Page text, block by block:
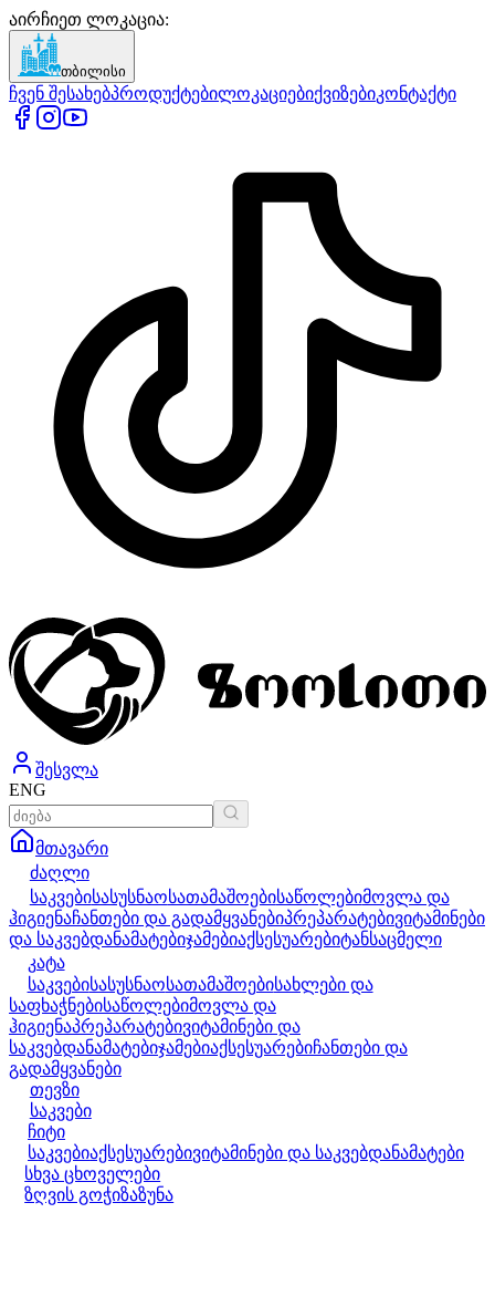
აირჩიეთ ლოკაცია:
თბილისი
ჩვენ შესახებპროდუქტებილოკაციებიქვიზებიკონტაქტი
შესვლა
ENG
მთავარი
ძაღლი
საკვებისასუსნაოსათამაშოებისაწოლებიმოვლა და
ჰიგიენაჩანთები და გადამყვანებიპრეპარატებივიტამინები
და საკვებდანამატებიჯამებიაქსესუარებიტანსაცმელი
კატა
საკვებისასუსნაოსათამაშოებისახლები და
საფხაჭნებისაწოლებიმოვლა და
ჰიგიენაპრეპარატებივიტამინები და
საკვებდანამატებიჯამებიაქსესუარებიჩანთები და
გადამყვანები
თევზი
საკვები
ჩიტი
საკვებიაქსესუარებივიტამინები და საკვებდანამატები
სხვა ცხოველები
ზღვის გოჭიზაზუნა